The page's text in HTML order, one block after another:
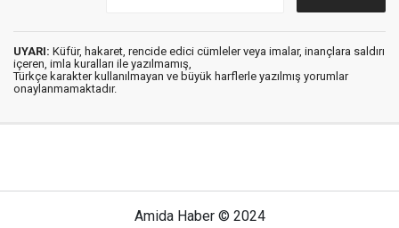
UYARI: Küfür, hakaret, rencide edici cümleler veya imalar, inançlara saldırı
içeren, imla kuralları ile yazılmamış,
Türkçe karakter kullanılmayan ve büyük harflerle yazılmış yorumlar
onaylanmamaktadır.
Amida Haber © 2024